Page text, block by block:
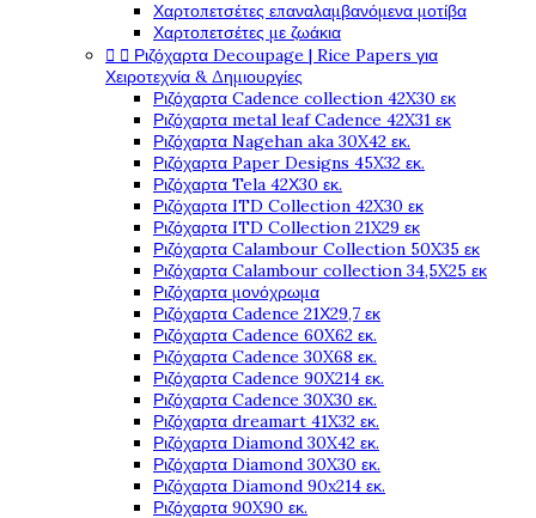
Χαρτοπετσέτες επαναλαμβανόμενα μοτίβα
Χαρτοπετσέτες με ζωάκια
  Ριζόχαρτα Decoupage | Rice Papers για
Χειροτεχνία & Δημιουργίες
Ριζόχαρτα Cadence collection 42X30 εκ
Ριζόχαρτα metal leaf Cadence 42X31 εκ
Ριζόχαρτα Nagehan aka 30X42 εκ.
Ριζόχαρτα Paper Designs 45X32 εκ.
Ριζόχαρτα Tela 42Χ30 εκ.
Ριζόχαρτα ITD Collection 42X30 εκ
Ριζόχαρτα ITD Collection 21X29 εκ
Ριζόχαρτα Calambour Collection 50X35 εκ
Ριζόχαρτα Calambour collection 34,5X25 εκ
Ριζόχαρτα μονόχρωμα
Ριζόχαρτα Cadence 21Χ29,7 εκ
Ριζόχαρτα Cadence 60X62 εκ.
Ριζόχαρτα Cadence 30X68 εκ.
Ριζόχαρτα Cadence 90X214 εκ.
Ριζόχαρτα Cadence 30X30 εκ.
Ριζόχαρτα dreamart 41X32 εκ.
Ριζόχαρτα Diamond 30X42 εκ.
Ριζόχαρτα Diamond 30X30 εκ.
Ριζόχαρτα Diamond 90x214 εκ.
Ριζόχαρτα 90X90 εκ.